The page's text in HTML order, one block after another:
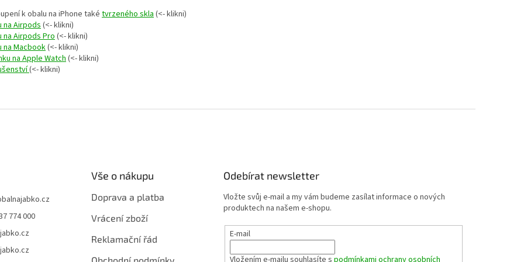
k obalu na iPhone také tvrzeného skla(<- klikni)
na Airpods(<- klikni)
na Airpods Pro(<- klikni)
na Macbook(<- klikni)
na Apple Watch(<- klikni)
(<- klikni)
774 000
Vše o nákupu
Doprava a platba
Vrácení zboží
Reklamační řád
Odebírat newsletter
Vložte svůj e-mail a my vám budeme zasílat informace o nových
produktech na našem e-shopu.
E-mail